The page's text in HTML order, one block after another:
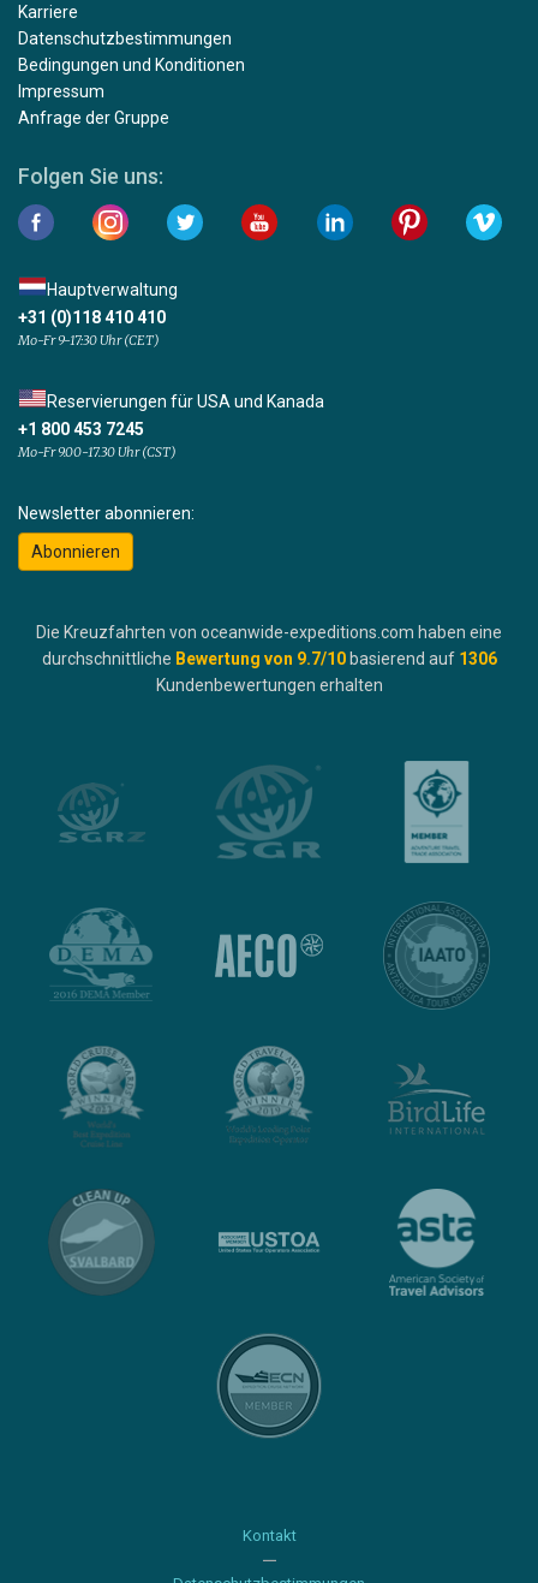
Karriere
Datenschutzbestimmungen
Bedingungen und Konditionen
Impressum
Anfrage der Gruppe
Folgen Sie uns:
Hauptverwaltung
+31 (0)118 410 410
Mo-Fr 9-17:30 Uhr (CET)
Reservierungen für USA und Kanada
+1 800 453 7245
Mo-Fr 9.00-17.30 Uhr (CST)
Newsletter abonnieren:
Abonnieren
Die Kreuzfahrten von oceanwide-expeditions.com haben eine
durchschnittliche Bewertung von 9.7/10 basierend auf 1306
Kundenbewertungen erhalten
Kontakt